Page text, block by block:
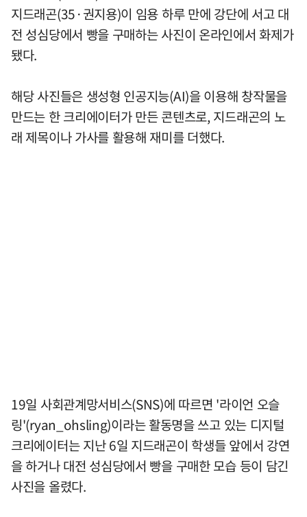
지드래곤(35·권지용)이 임용 하루 만에 강단에 서고 대
전 성심당에서 빵을 구매하는 사진이 온라인에서 화제가
됐다.
해당 사진들은 생성형 인공지능(AI)을 이용해 창작물을
만드는 한 크리에이터가 만든 콘텐츠로, 지드래곤의 노
래 제목이나 가사를 활용해 재미를 더했다.
19일 사회관계망서비스(SNS)에 따르면 '라이언 오슬
링'(ryan_ohsling)이라는 활동명을 쓰고 있는 디지털
크리에이터는 지난 6일 지드래곤이 학생들 앞에서 강연
을 하거나 대전 성심당에서 빵을 구매한 모습 등이 담긴
사진을 올렸다.